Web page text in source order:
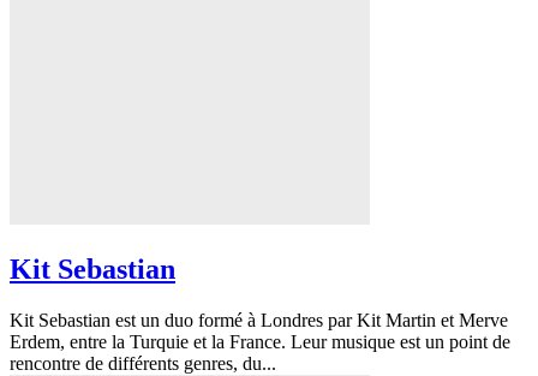
Kit Sebastian
Kit Sebastian est un duo formé à Londres par Kit Martin et Merve
Erdem, entre la Turquie et la France. Leur musique est un point de
rencontre de différents genres, du...